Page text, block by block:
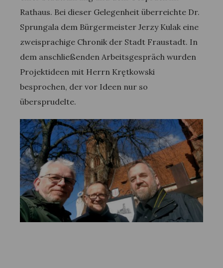
Rathaus. Bei dieser Gelegenheit überreichte Dr.
Sprungala dem Bürgermeister Jerzy Kulak eine
zweisprachige Chronik der Stadt Fraustadt. In
dem anschließenden Arbeitsgespräch wurden
Projektideen mit Herrn Krętkowski
besprochen, der vor Ideen nur so
übersprudelte.